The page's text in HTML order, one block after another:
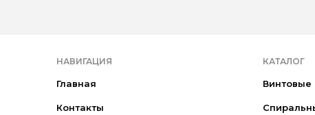
НАВИГАЦИЯ
Главная
Контакты
КАТАЛОГ
Винтовые